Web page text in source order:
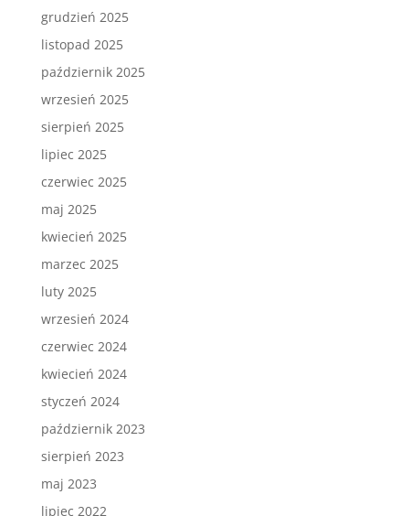
grudzień 2025
listopad 2025
październik 2025
wrzesień 2025
sierpień 2025
lipiec 2025
czerwiec 2025
maj 2025
kwiecień 2025
marzec 2025
luty 2025
wrzesień 2024
czerwiec 2024
kwiecień 2024
styczeń 2024
październik 2023
sierpień 2023
maj 2023
lipiec 2022